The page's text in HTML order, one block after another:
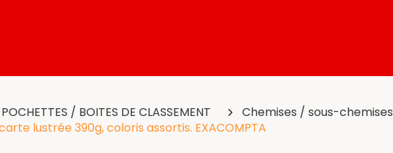
/ BOITES DE CLASSEMENT
Chemises / sous-chemises
lustrée 390g, coloris assortis. EXACOMPTA